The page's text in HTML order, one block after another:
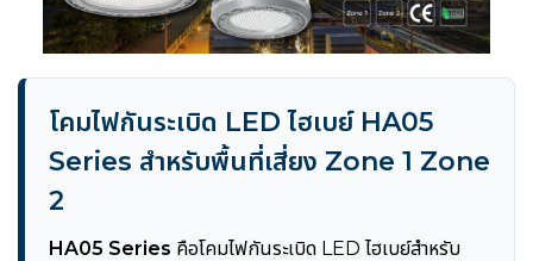
โคมไฟกันระเบิด LED ไฮเบย์ HA05
Series สำหรับพื้นที่เสี่ยง Zone 1 Zone
2
HA05 Series คือโคมไฟกันระเบิด LED ไฮเบย์สำหรับ